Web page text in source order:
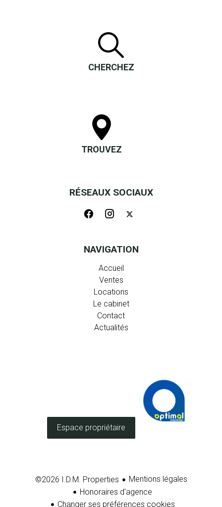
CHERCHEZ
TROUVEZ
RÉSEAUX SOCIAUX
NAVIGATION
Accueil
Ventes
Locations
Le cabinet
Contact
Actualités
Espace propriétaire
©2026 I.D.M. Properties
Mentions légales
Honoraires d'agence
Changer ses préférences cookies